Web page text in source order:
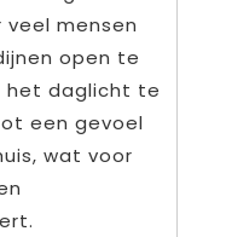
mensen
open te
het daglicht te
een gevoel
wat voor